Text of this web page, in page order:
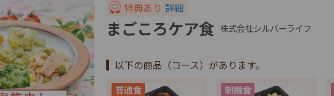
特典あり 詳細
まごころケア食 株式会社シルバーライフ
以下の商品（コース）があります。